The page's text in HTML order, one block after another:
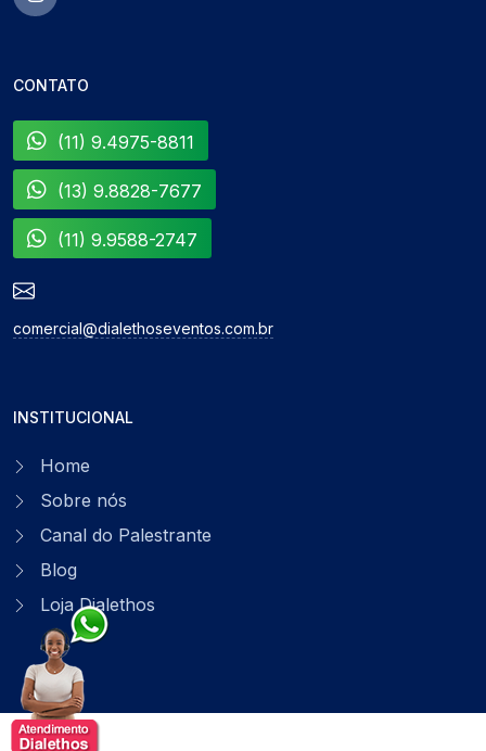
CONTATO
(11) 9.4975-8811
(13) 9.8828-7677
(11) 9.9588-2747
comercial@dialethoseventos.com.br
INSTITUCIONAL
Home
Sobre nós
Canal do Palestrante
Blog
Loja Dialethos